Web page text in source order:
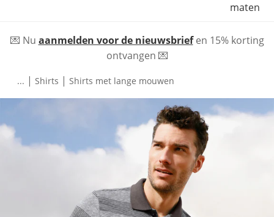
maten
💌 Nu aanmelden voor de nieuwsbriefen 15% korting
ontvangen 💌
... | Shirts | Shirts met lange mouwen